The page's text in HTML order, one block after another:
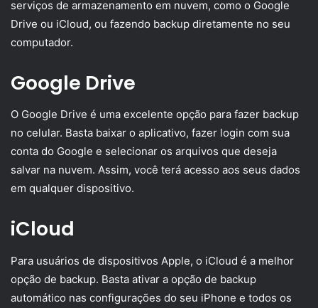
serviços de armazenamento em nuvem, como o Google
Drive ou iCloud, ou fazendo backup diretamente no seu
computador.
Google Drive
O Google Drive é uma excelente opção para fazer backup
no celular. Basta baixar o aplicativo, fazer login com sua
conta do Google e selecionar os arquivos que deseja
salvar na nuvem. Assim, você terá acesso aos seus dados
em qualquer dispositivo.
iCloud
Para usuários de dispositivos Apple, o iCloud é a melhor
opção de backup. Basta ativar a opção de backup
automático nas configurações do seu iPhone e todos os